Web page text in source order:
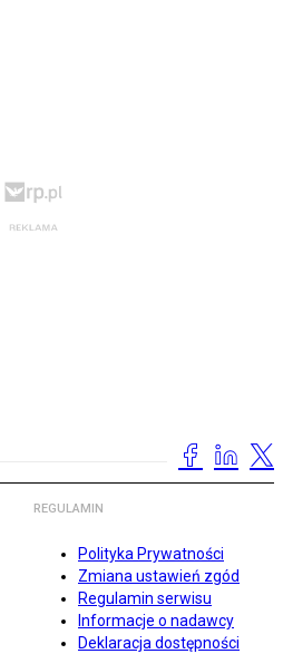
REGULAMIN
Polityka Prywatności
Zmiana ustawień zgód
Regulamin serwisu
Informacje o nadawcy
Deklaracja dostępności